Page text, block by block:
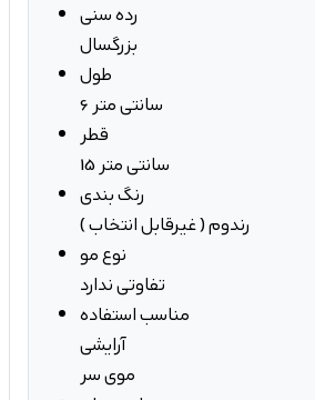
رده سنی
بزرگسال
طول
6 سانتی متر
قطر
15 سانتی متر
رنگ بندی
رندوم ( غیرقابل انتخاب )
نوع مو
تفاوتی ندارد
مناسب استفاده
آرایشی
موی سر